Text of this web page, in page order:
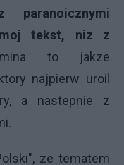
moj tekst, niz z
to jakze
najpierw uroil
a nastepnie z
ze tematem